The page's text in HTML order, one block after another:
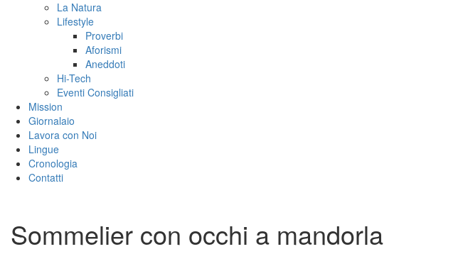
La Natura
Lifestyle
Proverbi
Aforismi
Aneddoti
Hi-Tech
Eventi Consigliati
Mission
Giornalaio
Lavora con Noi
Lingue
Cronologia
Contatti
Sommelier con occhi a mandorla